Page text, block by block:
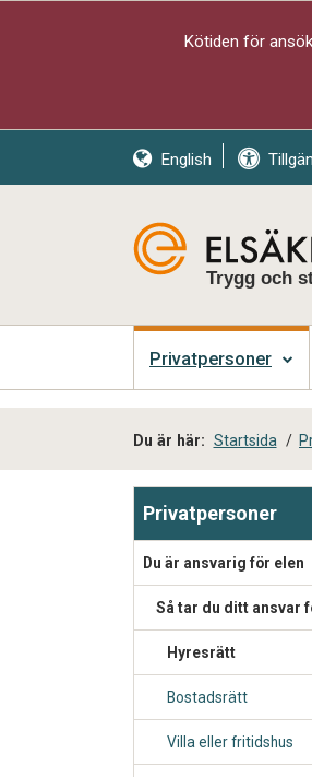
Kötiden för
English
Trygg och
Privatpersoner
Du är här: Startsida /
Privatpersoner
Du är ansvarig för elen
Så tar du ditt ansvar
Hyresrätt
Bostadsrätt
Villa eller fritidshus